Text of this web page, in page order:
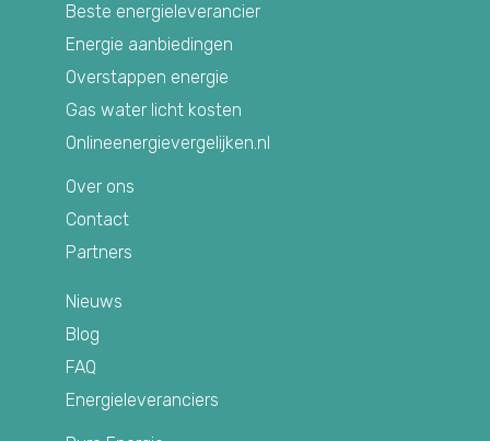
Beste energieleverancier
Energie aanbiedingen
Overstappen energie
Gas water licht kosten
Onlineenergievergelijken.nl
Over ons
Contact
Partners
Nieuws
Blog
FAQ
Energieleveranciers